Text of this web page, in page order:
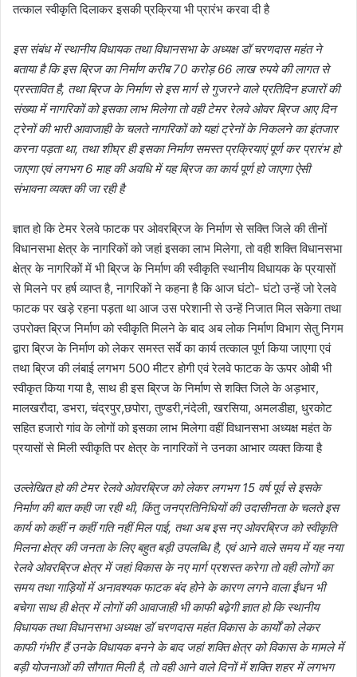
तत्काल स्वीकृति दिलाकर इसकी प्रक्रिया भी प्रारंभ करवा दी है
इस संबंध में स्थानीय विधायक तथा विधानसभा के अध्यक्ष डॉ चरणदास महंत ने
बताया है कि इस ब्रिज का निर्माण करीब 70 करोड़ 66 लाख रुपये की लागत से
प्रस्तावित है, तथा ब्रिज के निर्माण से इस मार्ग से गुजरने वाले प्रतिदिन हजारों की
संख्या में नागरिकों को इसका लाभ मिलेगा तो वही टेमर रेलवे ओवर ब्रिज आए दिन
ट्रेनों की भारी आवाजाही के चलते नागरिकों को यहां ट्रेनों के निकलने का इंतजार
करना पड़ता था, तथा शीघ्र ही इसका निर्माण समस्त प्रक्रियाएं पूर्ण कर प्रारंभ हो
जाएगा एवं लगभग 6 माह की अवधि में यह ब्रिज का कार्य पूर्ण हो जाएगा ऐसी
संभावना व्यक्त की जा रही है
ज्ञात हो कि टेमर रेलवे फाटक पर ओवरब्रिज के निर्माण से सक्ति जिले की तीनों
विधानसभा क्षेत्र के नागरिकों को जहां इसका लाभ मिलेगा, तो वही शक्ति विधानसभा
क्षेत्र के नागरिकों में भी ब्रिज के निर्माण की स्वीकृति स्थानीय विधायक के प्रयासों
से मिलने पर हर्ष व्याप्त है, नागरिकों ने कहना है कि आज घंटो- घंटो उन्हें जो रेलवे
फाटक पर खड़े रहना पड़ता था आज उस परेशानी से उन्हें निजात मिल सकेगा तथा
उपरोक्त ब्रिज निर्माण को स्वीकृति मिलने के बाद अब लोक निर्माण विभाग सेतु निगम
द्वारा ब्रिज के निर्माण को लेकर समस्त सर्वे का कार्य तत्काल पूर्ण किया जाएगा एवं
तथा ब्रिज की लंबाई लगभग 500 मीटर होगी एवं रेलवे फाटक के ऊपर ओबी भी
स्वीकृत किया गया है, साथ ही इस ब्रिज के निर्माण से शक्ति जिले के अड़भार,
मालखरौदा, डभरा, चंद्रपुर,छपोरा, तुण्डरी,नंदेली, खरसिया, अमलडीहा, धुरकोट
सहित हजारो गांव के लोगों को इसका लाभ मिलेगा वहीं विधानसभा अध्यक्ष महंत के
प्रयासों से मिली स्वीकृति पर क्षेत्र के नागरिकों ने उनका आभार व्यक्त किया है
उल्लेखित हो की टेमर रेलवे ओवरब्रिज को लेकर लगभग 15 वर्ष पूर्व से इसके
निर्माण की बात कही जा रही थी, किंतु जनप्रतिनिधियों की उदासीनता के चलते इस
कार्य को कहीं न कहीं गति नहीं मिल पाई, तथा अब इस नए ओवरब्रिज को स्वीकृति
मिलना क्षेत्र की जनता के लिए बहुत बड़ी उपलब्धि है, एवं आने वाले समय में यह नया
रेलवे ओवरब्रिज क्षेत्र में जहां विकास के नए मार्ग प्रशस्त करेगा तो वही लोगों का
समय तथा गाड़ियों में अनावश्यक फाटक बंद होने के कारण लगने वाला ईंधन भी
बचेगा साथ ही क्षेत्र में लोगों की आवाजाही भी काफी बढ़ेगी ज्ञात हो कि स्थानीय
विधायक तथा विधानसभा अध्यक्ष डॉ चरणदास महंत विकास के कार्यों को लेकर
काफी गंभीर हैं उनके विधायक बनने के बाद जहां शक्ति क्षेत्र को विकास के मामले में
बड़ी योजनाओं की सौगात मिली है, तो वही आने वाले दिनों में शक्ति शहर में लगभग